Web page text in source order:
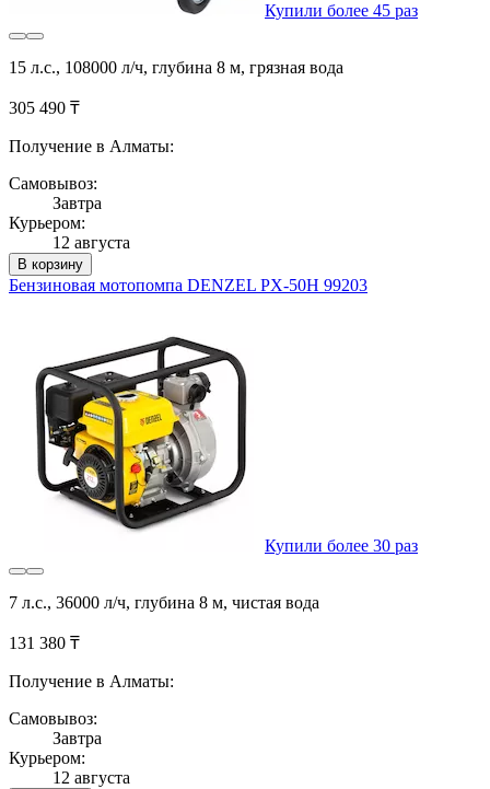
Купили более 45 раз
15 л.с., 108000 л/ч, глубина 8 м, грязная вода
305 490 ₸
Получение в Алматы:
Самовывоз:
Завтра
Курьером:
12 августа
В корзину
Бензиновая мотопомпа DENZEL PX-50H 99203
Купили более 30 раз
7 л.с., 36000 л/ч, глубина 8 м, чистая вода
131 380 ₸
Получение в Алматы:
Самовывоз:
Завтра
Курьером:
12 августа